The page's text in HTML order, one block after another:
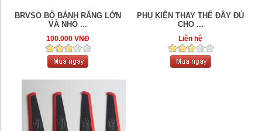
BRVSO BỘ BÁNH RĂNG LỚN
VÀ NHỎ ...
100.000 VNĐ
PHỤ KIỆN THAY THẾ ĐẦY ĐỦ
CHO ...
Liên hệ